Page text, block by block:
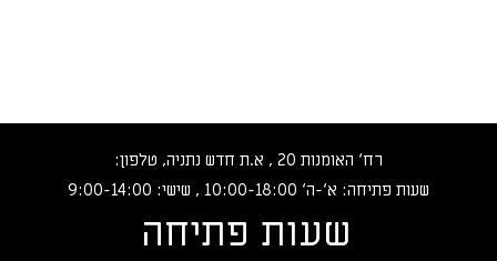
רח‘ האומנות 20 , א.ת חדש נתניה, טלפון:
שעות פתיחה: א‘-ה‘ 10:00-18:00 , שישי: 9:00-14:00
שעות פתיחה